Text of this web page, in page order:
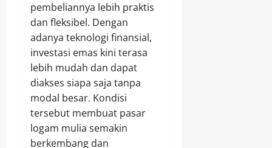
pembeliannya lebih praktis
dan fleksibel. Dengan
adanya teknologi finansial,
investasi emas kini terasa
lebih mudah dan dapat
diakses siapa saja tanpa
modal besar. Kondisi
tersebut membuat pasar
logam mulia semakin
berkembang dan